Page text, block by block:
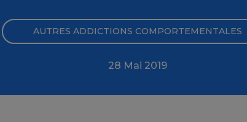
AUTRES ADDICTIONS COMPORTEMENTALES
28 Mai 2019